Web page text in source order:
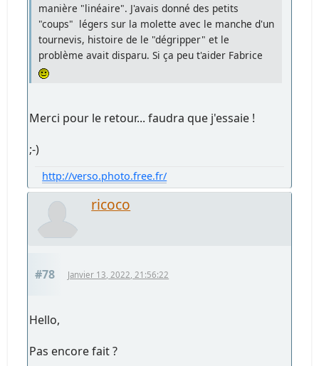
manière "linéaire". J'avais donné des petits
"coups" légers sur la molette avec le manche d'un
tournevis, histoire de le "dégripper" et le
problème avait disparu. Si ça peu t'aider Fabrice
Merci pour le retour... faudra que j'essaie !
;-)
http://verso.photo.free.fr/
ricoco
#78 Janvier 13, 2022, 21:56:22
Hello,
Pas encore fait ?